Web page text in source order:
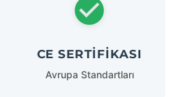
CE SERTIFIKASI
Avrupa Standartları